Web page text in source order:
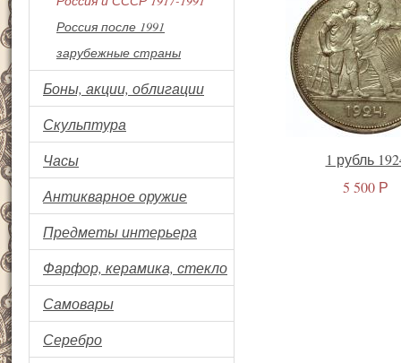
Россия после 1991
зарубежные страны
Боны, акции, облигации
Скульптура
Часы
Антикварное оружие
Предметы интерьера
Фарфор, керамика, стекло
Самовары
Серебро
1 рубль
5 500 Р